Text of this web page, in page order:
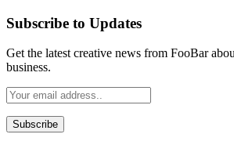
Subscribe to Updates
Get the latest creative news from FooBar
business.